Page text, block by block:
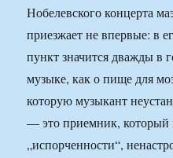
Нобелевского концерта
приезжает не впервые: в
пункт значится дважды в
музыке, как о пище для
которую музыкант
— это приемник, который
„испорченности“,